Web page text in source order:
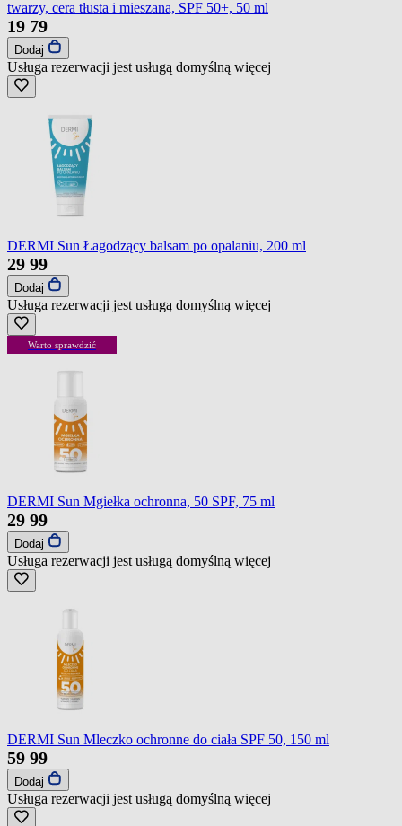
twarzy, cera tłusta i mieszana, SPF 50+, 50 ml
19 79
Dodaj
Usługa rezerwacji jest usługą domyślną więcej
DERMI Sun Łagodzący balsam po opalaniu, 200 ml
29 99
Dodaj
Usługa rezerwacji jest usługą domyślną więcej
Warto sprawdzić
DERMI Sun Mgiełka ochronna, 50 SPF, 75 ml
29 99
Dodaj
Usługa rezerwacji jest usługą domyślną więcej
DERMI Sun Mleczko ochronne do ciała SPF 50, 150 ml
59 99
Dodaj
Usługa rezerwacji jest usługą domyślną więcej